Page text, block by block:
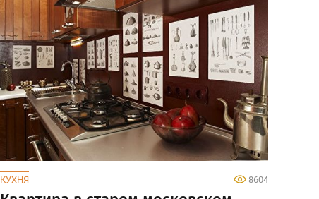
КУХНЯ 8604